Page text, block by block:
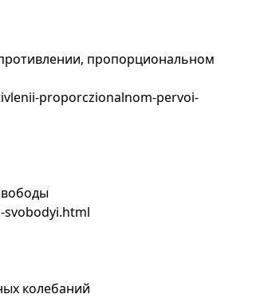
пропорциональном
proporczionalnom-pervoi-
svobodyi.html
колебаний